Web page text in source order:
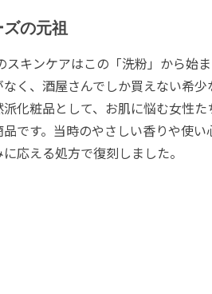
の元祖
スキンケアはこの「洗粉」から始
く、酒屋さんでしか買えない希少
化粧品として、お肌に悩む女性た
です。当時のやさしい香りや使い
応える処方で復刻しました。